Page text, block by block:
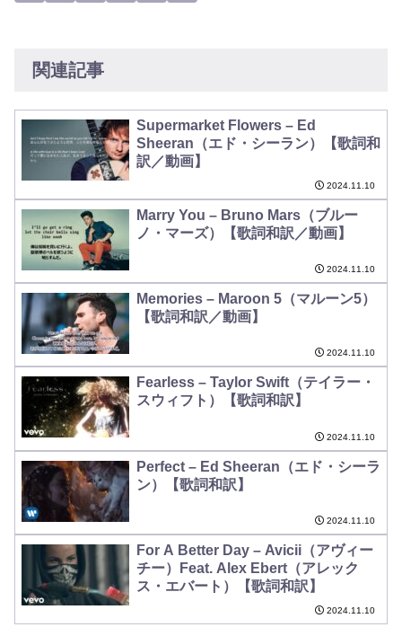
関連記事
Supermarket Flowers – Ed
Sheeran（エド・シーラン）【歌詞和
訳／動画】
2024.11.10
Marry You – Bruno Mars（ブルー
ノ・マーズ）【歌詞和訳／動画】
2024.11.10
Memories – Maroon 5（マルーン5）
【歌詞和訳／動画】
2024.11.10
Fearless – Taylor Swift（テイラー・
スウィフト）【歌詞和訳】
2024.11.10
Perfect – Ed Sheeran（エド・シーラ
ン）【歌詞和訳】
2024.11.10
For A Better Day – Avicii（アヴィー
チー）Feat. Alex Ebert（アレック
ス・エバート）【歌詞和訳】
2024.11.10